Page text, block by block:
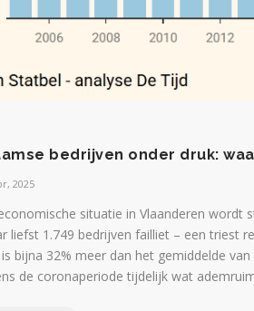
bedrijven onder druk:
2025
situatie in Vlaanderen wordt
liefst 1.749 bedrijven failliet – een triest
bijna 32% meer dan het gemiddelde
de coronaperiode tijdelijk wat